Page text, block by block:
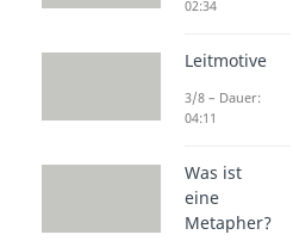
rhetorische
Erörterung
Aber auch in
Fragen als
verwendet.
02:34
Leitmotive
3/8 – Dauer:
04:11
Was ist
eine
Metapher?